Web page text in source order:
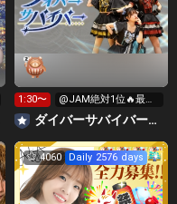
1:30〜
@JAM絶対1位🔥最終
枠はミニライブ‼️
‪ダイバーサバイバー【公式】
4060 Daily 2576 days